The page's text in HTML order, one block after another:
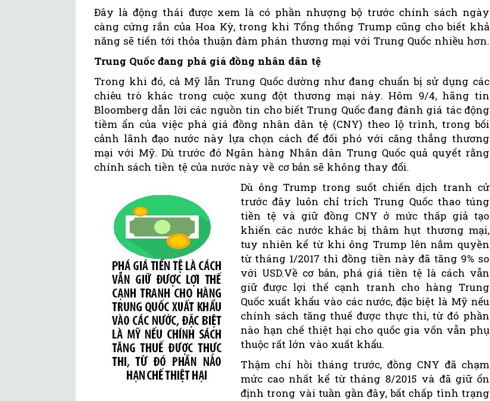
Đây là động thái được xem là có phần nhượng bộ trước chính sách ngày
càng cứng rắn của Hoa Kỳ, trong khi Tổng thống Trump cũng cho biết khả
năng sẽ tiến tới thỏa thuận đàm phán thương mại với Trung Quốc nhiều hơn.
Trung Quốc đang phá giá đồng nhân dân tệ
Trong khi đó, cả Mỹ lẫn Trung Quốc dường như đang chuẩn bị sử dụng các
chiêu trò khác trong cuộc xung đột thương mại này. Hôm 9/4, hãng tin
Bloomberg dẫn lời các nguồn tin cho biết Trung Quốc đang đánh giá tác động
tiềm ẩn của việc phá giá đồng nhân dân tệ (CNY) theo lộ trình, trong bối
cảnh lãnh đạo nước này lựa chọn cách để đối phó với căng thẳng thương
mại với Mỹ. Dù trước đó Ngân hàng Nhân dân Trung Quốc quả quyết rằng
chính sách tiền tệ của nước này về cơ bản sẽ không thay đổi.
Dù ông Trump trong suốt chiến dịch tranh cử
trước đây luôn chỉ trích Trung Quốc thao túng
tiền tệ và giữ đồng CNY ở mức thấp giả tạo
khiến các nước khác bị thâm hụt thương mại,
tuy nhiên kể từ khi ông Trump lên nắm quyền
từ tháng 1/2017 thì đồng tiền này đã tăng 9% so
với USD.Về cơ bản, phá giá tiền tệ là cách vẫn
giữ được lợi thế cạnh tranh cho hàng Trung
Quốc xuất khẩu vào các nước, đặc biệt là Mỹ nếu
chính sách tăng thuế được thực thi, từ đó phần
nào hạn chế thiệt hại cho quốc gia vốn vẫn phụ
thuộc rất lớn vào xuất khẩu.
Thậm chí hồi tháng trước, đồng CNY đã chạm
mức cao nhất kể từ tháng 8/2015 và đã giữ ổn
định trong vài tuần gần đây, bất chấp tình trạng